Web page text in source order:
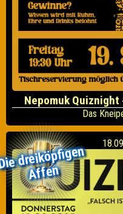
Nepomuk Quiznight
Das
dreiköpfigen
Affen